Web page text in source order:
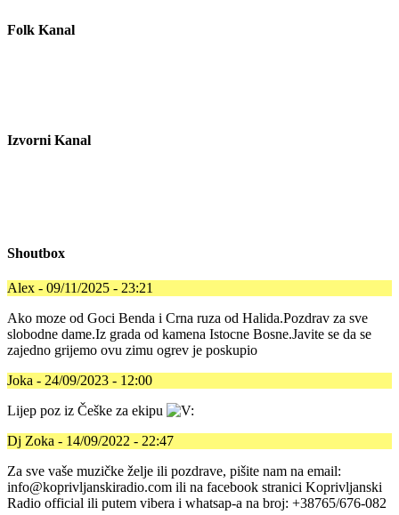
Folk Kanal
Izvorni Kanal
Shoutbox
Alex - 09/11/2025 - 23:21
Ako moze od Goci Benda i Crna ruza od Halida.Pozdrav za sve
slobodne dame.Iz grada od kamena Istocne Bosne.Javite se da se
zajedno grijemo ovu zimu ogrev je poskupio
Joka - 24/09/2023 - 12:00
Lijep poz iz Češke za ekipu
Dj Zoka - 14/09/2022 - 22:47
Za sve vaše muzičke želje ili pozdrave, pišite nam na email:
info@koprivljanskiradio.com ili na facebook stranici Koprivljanski
Radio official ili putem vibera i whatsap-a na broj: +38765/676-082